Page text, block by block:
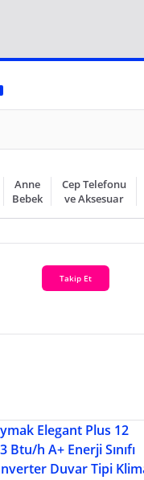
Anne
Bebek
Cep Telefonu
ve Aksesuar
Takip Et